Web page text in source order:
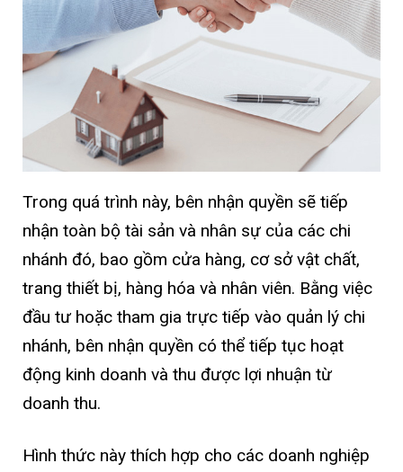
Trong quá trình này, bên nhận quyền sẽ tiếp
nhận toàn bộ tài sản và nhân sự của các chi
nhánh đó, bao gồm cửa hàng, cơ sở vật chất,
trang thiết bị, hàng hóa và nhân viên. Bằng việc
đầu tư hoặc tham gia trực tiếp vào quản lý chi
nhánh, bên nhận quyền có thể tiếp tục hoạt
động kinh doanh và thu được lợi nhuận từ
doanh thu.
Hình thức này thích hợp cho các doanh nghiệp